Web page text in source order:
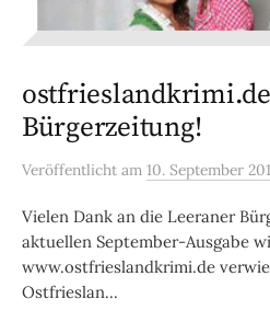
Bürgerzeitung!
Veröffentlicht am 10. September
Vielen Dank an die Leeraner
aktuellen September-Ausgabe
www.ostfrieslandkrimi.de
Ostfrieslan...